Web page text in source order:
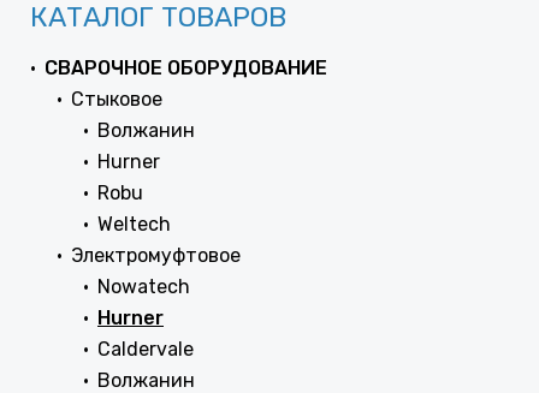
КАТАЛОГ ТОВАРОВ
СВАРОЧНОЕ ОБОРУДОВАНИЕ
Стыковое
Волжанин
Hurner
Robu
Weltech
Электромуфтовое
Nowatech
Hurner
Caldervale
Волжанин